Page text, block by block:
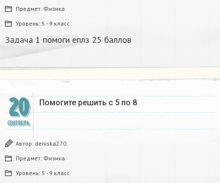
Предмет: Физика
Уровень: 5 - 9 класс
Задача 1 помоги еплз 25 баллов
20
СЕНТЯБРЬ
Помогите решить с 5 по 8
Автор: deniska270
Предмет: Физика
Уровень: 5 - 9 класс